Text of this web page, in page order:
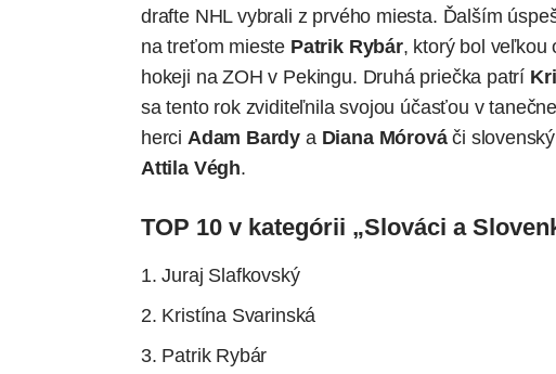
drafte NHL vybrali z prvého miesta. Ďalším
na treťom mieste Patrik Rybár, ktorý bol veľkou
hokeji na ZOH v Pekingu. Druhá priečka patrí
sa tento rok zviditeľnila svojou účasťou v
herci Adam Bardy a Diana Mórováči
Attila Végh.
TOP 10 v kategórii „Slováci a
Juraj Slafkovský
Kristína Svarinská
Patrik Rybár